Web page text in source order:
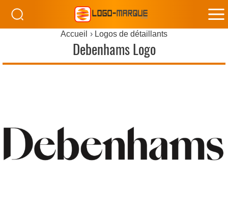
Accueil Logos de détaillants
Debenhams Logo